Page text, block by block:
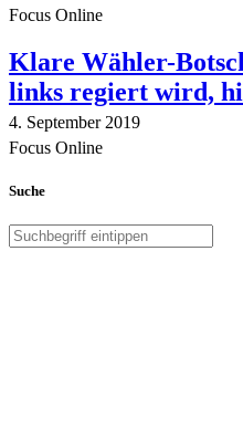
Focus Online
Klare Wähler-
links regiert wird,
4. September 2019
Focus Online
Suche